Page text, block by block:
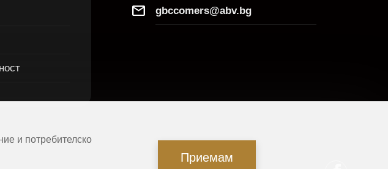
и потребителско
Приемам
Mail gbccomers@abv.bg